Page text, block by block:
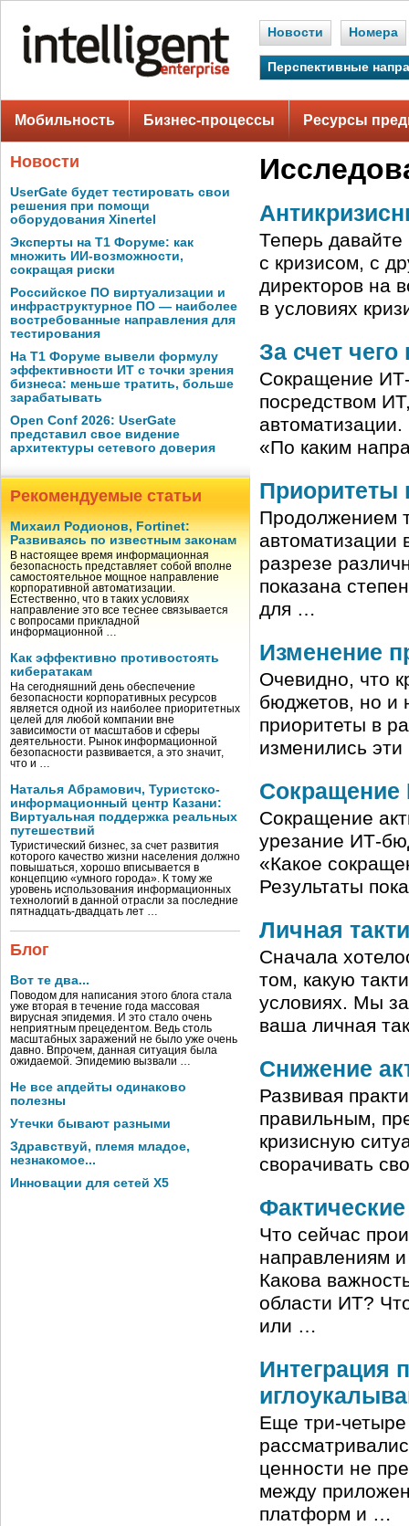
Новости Номера
Перспективные
Мобильность Бизнес-процессы Ресурсы
Новости
UserGate будет тестировать свои
решения при помощи
оборудования Xinertel
Эксперты на Т1 Форуме: как
множить ИИ-возможности,
сокращая риски
Российское ПО виртуализации и
инфраструктурное ПО — наиболее
востребованные направления для
тестирования
На Т1 Форуме вывели формулу
эффективности ИТ с точки зрения
бизнеса: меньше тратить, больше
зарабатывать
Open Conf 2026: UserGate
представил свое видение
архитектуры сетевого доверия
Рекомендуемые статьи
Михаил Родионов, Fortinet:
Развиваясь по известным законам
В настоящее время информационная
безопасность представляет собой вполне
самостоятельное мощное направление
корпоративной автоматизации.
Естественно, что в таких условиях
направление это все теснее связывается
с вопросами прикладной
информационной …
Как эффективно противостоять
кибератакам
На сегодняшний день обеспечение
безопасности корпоративных ресурсов
является одной из наиболее приоритетных
целей для любой компании вне
зависимости от масштабов и сферы
деятельности. Рынок информационной
безопасности развивается, а это значит,
что и …
Наталья Абрамович, Туристско-
информационный центр Казани:
Виртуальная поддержка реальных
путешествий
Туристический бизнес, за счет развития
которого качество жизни населения должно
повышаться, хорошо вписывается в
концепцию «умного города». К тому же
уровень использования информационных
технологий в данной отрасли за последние
пятнадцать-двадцать лет …
Блог
Вот те два...
Поводом для написания этого блога стала
уже вторая в течение года массовая
вирусная эпидемия. И это стало очень
неприятным прецедентом. Ведь столь
масштабных заражений не было уже очень
давно. Впрочем, данная ситуация была
ожидаемой. Эпидемию вызвали …
Не все апдейты одинаково
полезны
Утечки бывают разными
Здравствуй, племя младое,
незнакомое...
Инновации для сетей X5
Теперь
с кризисом, с
директоров на
в условиях
За счет
Сокращение
посредством
«По каким
Приоритеты
Продолжением
автоматизации
разрезе
показана
для …
Изменение
Очевидно, что
бюджетов, но и
приоритеты в
изменились
Сокращение
урезание ИТ-
«Какое
Результаты
Личная
Сначала
том, какую
условиях. Мы
ваша личная
Снижение
Развивая
правильным,
кризисную
сворачивать
Что сейчас
направлениям
Какова
области ИТ?
или …
Интеграция
Еще три-четыре
ценности не
между
платформ и …